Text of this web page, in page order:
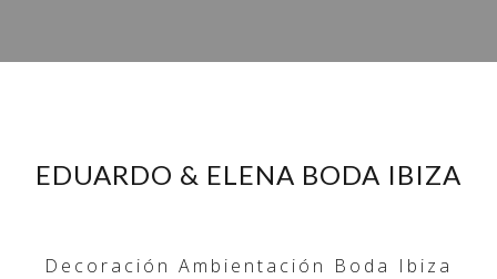
EDUARDO & ELENA BODA IBIZA
Decoración Ambientación Boda Ibiza